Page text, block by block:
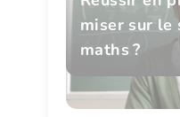
miser sur le
maths ?